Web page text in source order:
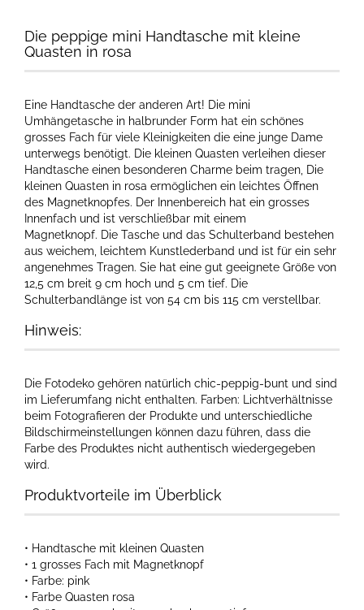
Die peppige mini Handtasche mit kleine
Quasten in rosa
Eine Handtasche der anderen Art! Die mini
Umhängetasche in halbrunder Form hat ein schönes
grosses Fach für viele Kleinigkeiten die eine junge Dame
unterwegs benötigt. Die kleinen Quasten verleihen dieser
Handtasche einen besonderen Charme beim tragen, Die
kleinen Quasten in rosa ermöglichen ein leichtes Öffnen
des Magnetknopfes. Der Innenbereich hat ein grosses
Innenfach und ist verschließbar mit einem
Magnetknopf. Die Tasche und das Schulterband bestehen
aus weichem, leichtem Kunstlederband und ist für ein sehr
angenehmes Tragen. Sie hat eine gut geeignete Größe von
12,5 cm breit 9 cm hoch und 5 cm tief. Die
Schulterbandlänge ist von 54 cm bis 115 cm verstellbar.
Hinweis:
Die Fotodeko gehören natürlich chic-peppig-bunt und sind
im Lieferumfang nicht enthalten. Farben: Lichtverhältnisse
beim Fotografieren der Produkte und unterschiedliche
Bildschirmeinstellungen können dazu führen, dass die
Farbe des Produktes nicht authentisch wiedergegeben
wird.
Produktvorteile im Überblick
• Handtasche mit kleinen Quasten
• 1 grosses Fach mit Magnetknopf
• Farbe: pink
• Farbe Quasten rosa